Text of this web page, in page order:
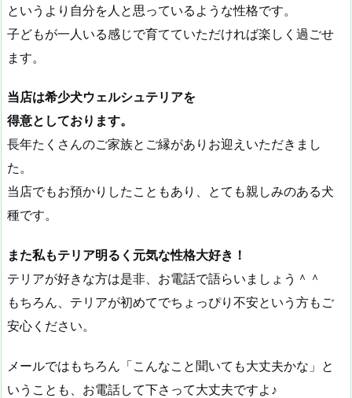
というより自分を人と思っているような性格です。
子どもが一人いる感じで育てていただければ楽しく過ごせ
ます。
当店は希少犬ウェルシュテリアを
得意としております。
長年たくさんのご家族とご縁がありお迎えいただきまし
た。
当店でもお預かりしたこともあり、とても親しみのある犬
種です。
また私もテリア明るく元気な性格大好き！
テリアが好きな方は是非、お電話で語らいましょう＾＾
もちろん、テリアが初めてでちょっぴり不安という方もご
安心ください。
メールではもちろん「こんなこと聞いても大丈夫かな」と
いうことも、お電話して下さって大丈夫ですよ♪